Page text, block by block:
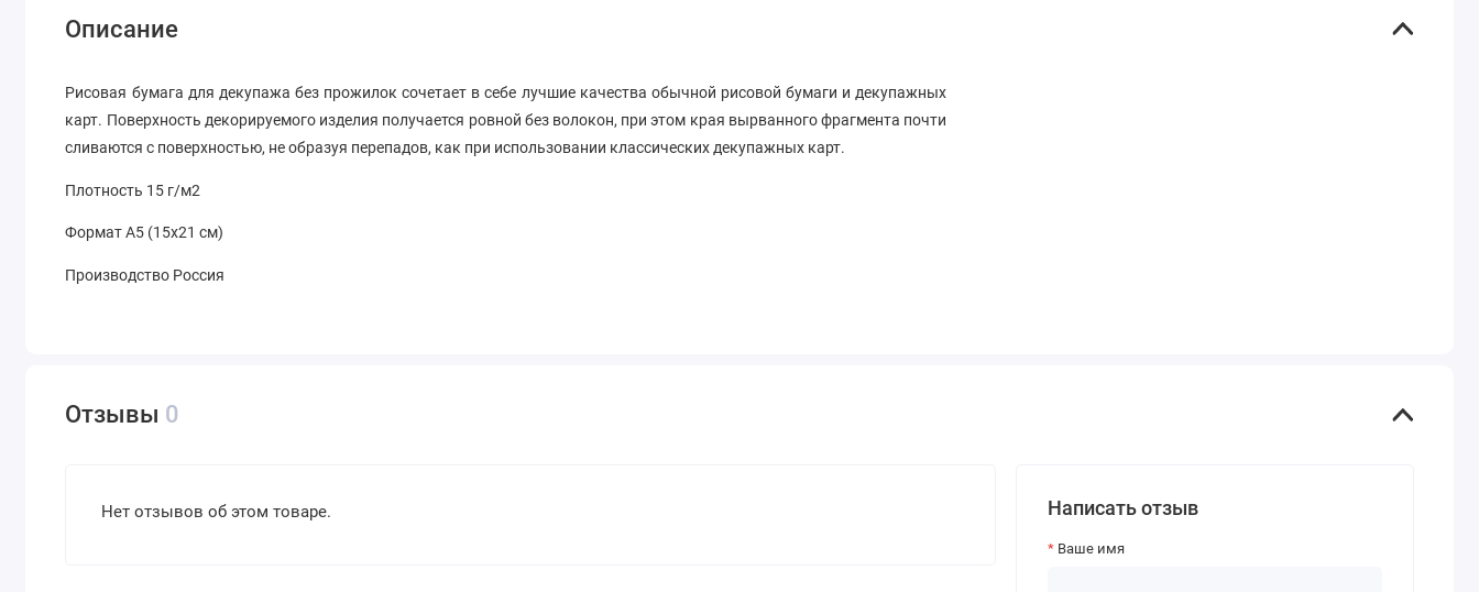
Описание
Рисовая бумага для декупажа без прожилок сочетает в себе лучшие качества обычной рисовой бумаги и декупажных
карт. Поверхность декорируемого изделия получается ровной без волокон, при этом края вырванного фрагмента почти
сливаются с поверхностью, не образуя перепадов, как при использовании классических декупажных карт.
Плотность 15 г/м2
Формат А5 (15х21 см)
Производство Россия
Отзывы 0
Нет отзывов об этом товаре. Написать отзыв
Ваше имя